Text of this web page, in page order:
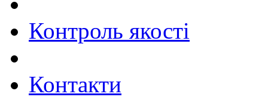
Контроль якості
Контакти